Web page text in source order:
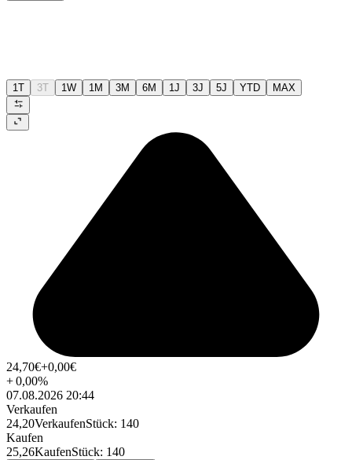
1T 3T 1W 1M 3M 6M 1J 3J 5J YTD MAX
24,70€+0,00€
+0,00%
07.08.2026 20:44
Verkaufen
24,20VerkaufenStück: 140
Kaufen
25,26KaufenStück: 140